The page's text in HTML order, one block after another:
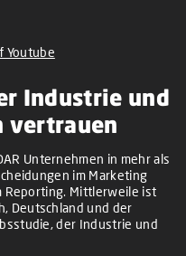
Youtube
Industrie und
vertrauen
Unternehmen in mehr als
im Marketing
Reporting. Mittlerweile ist
Deutschland und der
der Industrie und